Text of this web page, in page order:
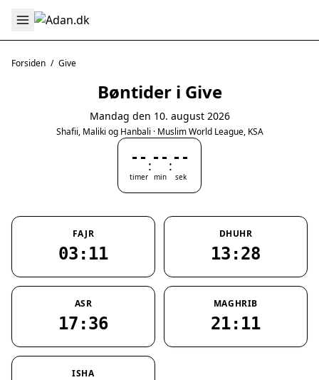
Forsiden / Give
Bøntider i Give
Mandag den 10. august 2026
Shafii, Maliki og Hanbali · Muslim World League, KSA
--
timer
:--
min
:--
sek
FAJR
03:11
DHUHR
13:28
ASR
17:36
MAGHRIB
21:11
ISHA